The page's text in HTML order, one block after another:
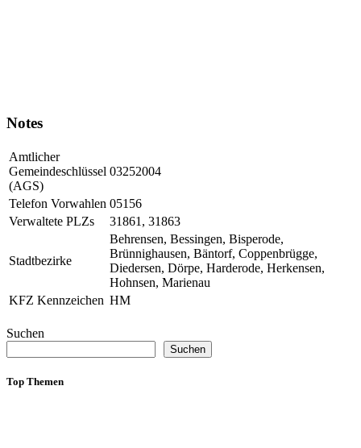
Notes
Amtlicher
Gemeindeschlüssel
(AGS)
03252004
Telefon Vorwahlen 05156
Verwaltete PLZs
31861, 31863
Stadtbezirke
Behrensen, Bessingen, Bisperode,
Brünnighausen, Bäntorf, Coppenbrügge,
Diedersen, Dörpe, Harderode, Herkensen,
Hohnsen, Marienau
KFZ Kennzeichen HM
Suchen
Suchen
Top Themen